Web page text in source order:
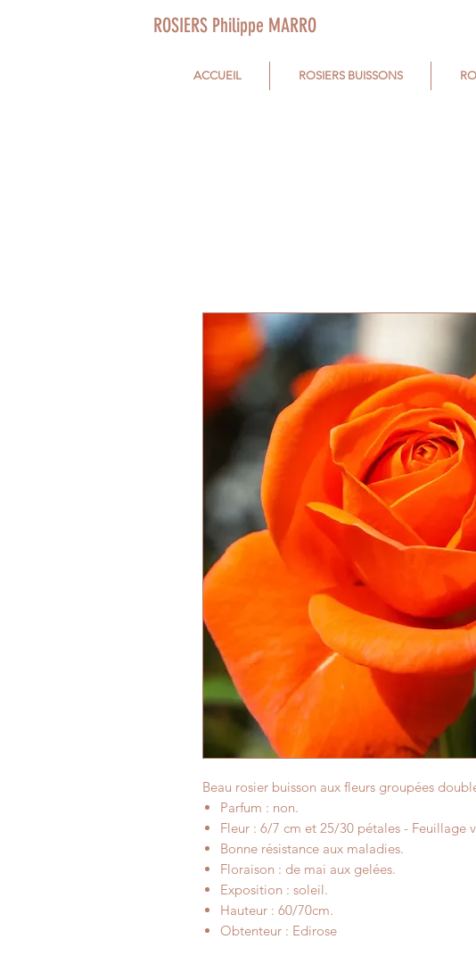
ROSIERS Philippe MARRO
ACCUEIL ROSIERS BUISSONS
Beau rosier buisson aux fleurs groupées
Parfum : non.
Fleur : 6/7 cm et 25/30 pétales - Feuillage
Bonne résistance aux maladies.
Floraison : de mai aux gelées.
Exposition : soleil.
Hauteur : 60/70cm.
Obtenteur : Edirose